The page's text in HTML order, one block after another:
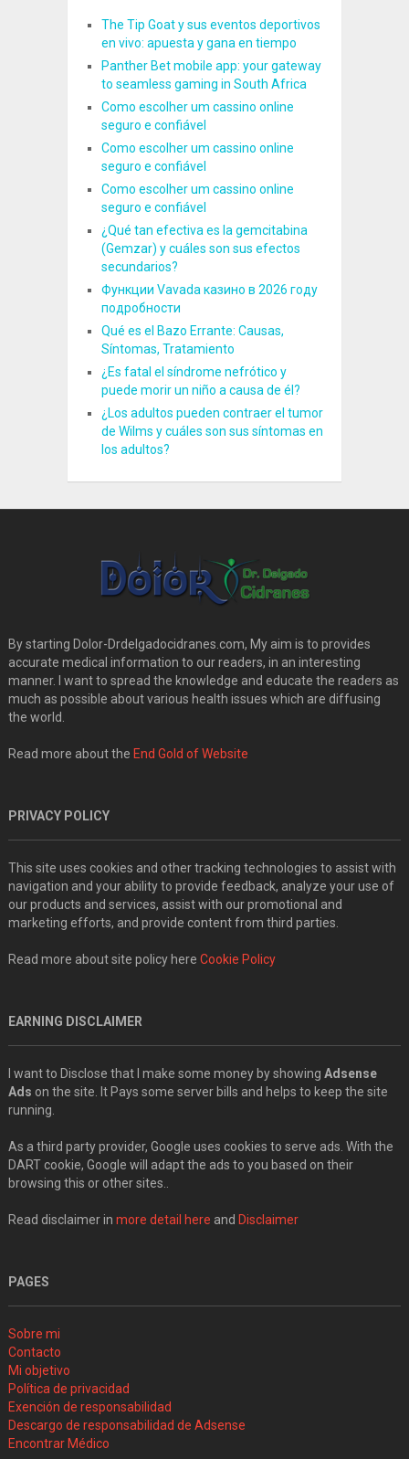
The Tip Goat y sus eventos deportivos
en vivo: apuesta y gana en tiempo
Panther Bet mobile app: your gateway
to seamless gaming in South Africa
Como escolher um cassino online
seguro e confiável
Como escolher um cassino online
seguro e confiável
Como escolher um cassino online
seguro e confiável
¿Qué tan efectiva es la gemcitabina
(Gemzar) y cuáles son sus efectos
secundarios?
Функции Vavada казино в 2026 году
подробности
Qué es el Bazo Errante: Causas,
Síntomas, Tratamiento
¿Es fatal el síndrome nefrótico y
puede morir un niño a causa de él?
¿Los adultos pueden contraer el tumor
de Wilms y cuáles son sus síntomas en
los adultos?
By starting Dolor-Drdelgadocidranes.com, My aim is to provides
accurate medical information to our readers, in an interesting
manner. I want to spread the knowledge and educate the readers as
much as possible about various health issues which are diffusing
the world.
Read more about the End Gold of Website
PRIVACY POLICY
This site uses cookies and other tracking technologies to assist with
navigation and your ability to provide feedback, analyze your use of
our products and services, assist with our promotional and
marketing efforts, and provide content from third parties.
Read more about site policy here Cookie Policy
EARNING DISCLAIMER
I want to Disclose that I make some money by showing Adsense
Ads on the site. It Pays some server bills and helps to keep the site
running.
As a third party provider, Google uses cookies to serve ads. With the
DART cookie, Google will adapt the ads to you based on their
browsing this or other sites..
Read disclaimer in more detail here and Disclaimer
PAGES
Sobre mi
Contacto
Mi objetivo
Política de privacidad
Exención de responsabilidad
Descargo de responsabilidad de Adsense
Encontrar Médico